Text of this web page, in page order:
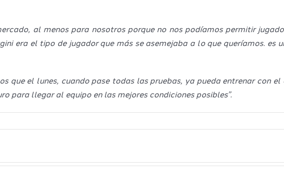
al menos para nosotros porque no nos podíamos permitir
era el tipo de jugador que más se asemejaba a lo que queríamos. es
que el lunes, cuando pase todas las pruebas, ya pueda entrenar con
para llegar al equipo en las mejores condiciones posibles”.
Definidos el